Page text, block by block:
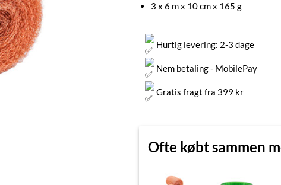
3 x 6 m x 10 cm x 165 g
Hurtig levering: 2-3 dage
Nem betaling - MobilePay
Gratis fragt fra 399 kr
Ofte købt sammen